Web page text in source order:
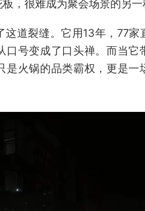
，很难成为聚会场景的另一
这道裂缝。它用13年，77家
口号变成了口头禅。而当它
是火锅的品类霸权，更是一